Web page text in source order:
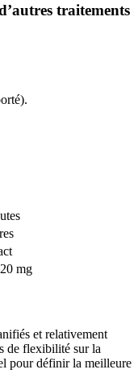
traitements
mg
et relativement
de flexibilité sur la
pour définir la meilleure